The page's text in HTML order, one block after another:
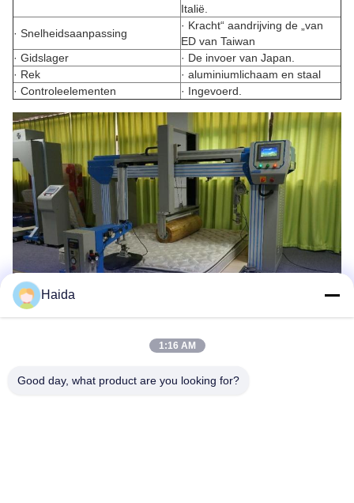
Italië.
· Snelheidsaanpassing
· Kracht“ aandrijving de „van
ED van Taiwan
· Gidslager
· De invoer van Japan.
· Rek
· aluminiumlichaam en staal
· Controleelementen
· Ingevoerd.
Haida
1:16 AM
Good day, what product are you looking for?